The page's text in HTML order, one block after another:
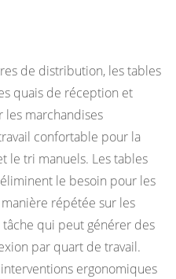
de distribution, les tables
quais de réception et
marchandises
confortable pour la
le tri manuels. Les tables
le besoin pour les
répétée sur les
qui peut générer des
par quart de travail.
ergonomiques